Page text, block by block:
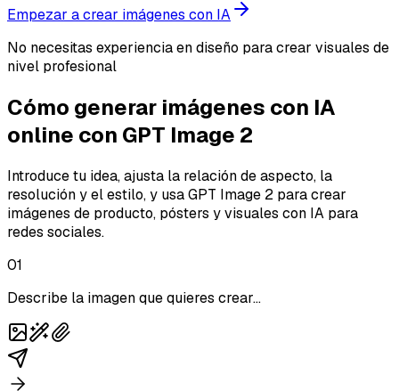
Empezar a crear imágenes con IA
No necesitas experiencia en diseño para crear visuales de
nivel profesional
Cómo generar imágenes con IA
online con GPT Image 2
Introduce tu idea, ajusta la relación de aspecto, la
resolución y el estilo, y usa GPT Image 2 para crear
imágenes de producto, pósters y visuales con IA para
redes sociales.
01
Describe la imagen que quieres crear...